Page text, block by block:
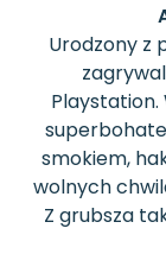
Urodzony z
Playstation.
smokiem,
wolnych
Z grubsza